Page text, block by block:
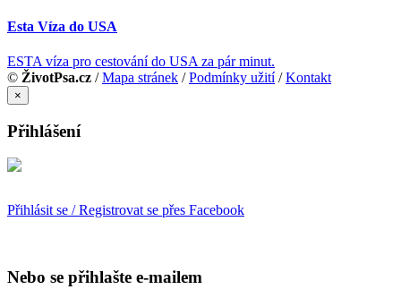
Esta Víza do USA
ESTA víza pro cestování do USA za pár minut.
© ŽivotPsa.cz /Mapa stránek /Podmínky užití/Kontakt
×
Přihlášení
Přihlásit se / Registrovat se přes Facebook
Nebo se přihlašte e-mailem